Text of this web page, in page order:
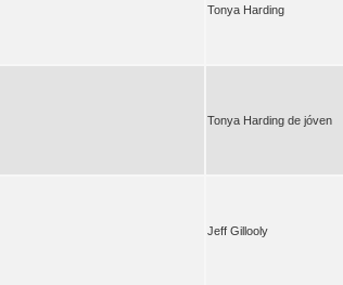
Tonya Harding
Tonya Harding de jóven
Jeff Gillooly